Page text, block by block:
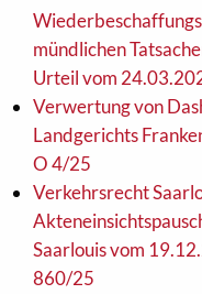
mündlichen
Urteil vom
Verwertung von
Landgerichts
O 4/25
Verkehrsrecht
Saarlouis vom
860/25